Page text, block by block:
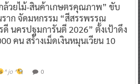
วยไม้-สินค้าเกษตรคุณภาพ” ขับ
าก จัดมหกรรม “สีสรรพรรณ
ดี นครปฐมการันตี 2026” ตั้งเป้าดึง
คน สร้างเม็ดเงินหมุนเวียน 10
^ jo ^ 0